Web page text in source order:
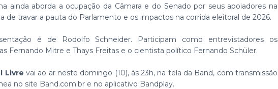
ainda aborda a ocupação da Câmara e do Senado por seus apoiadores na
de travar a pauta do Parlamento e os impactos na corrida eleitoral de 2026.
é de Rodolfo Schneider. Participam como entrevistadores os
Fernando Mitre e Thays Freitas e o cientista político Fernando Schüler.
Livre vai ao ar neste domingo (10), às 23h, na tela da Band, com transmissão
no site Band.com.br e no aplicativo Bandplay.